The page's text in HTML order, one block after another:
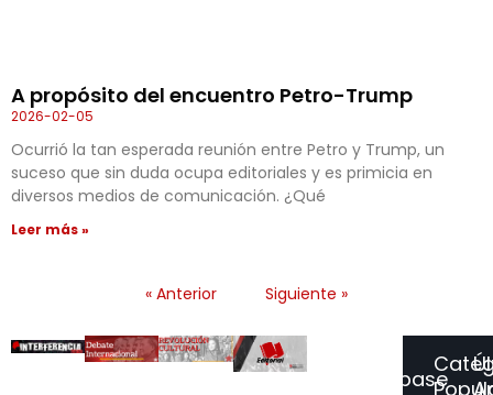
A propósito del encuentro Petro-Trump
2026-02-05
Ocurrió la tan esperada reunión entre Petro y Trump, un
suceso que sin duda ocupa editoriales y es primicia en
diversos medios de comunicación. ¿Qué
Leer más »
« Anterior Siguiente »
Suscríbase